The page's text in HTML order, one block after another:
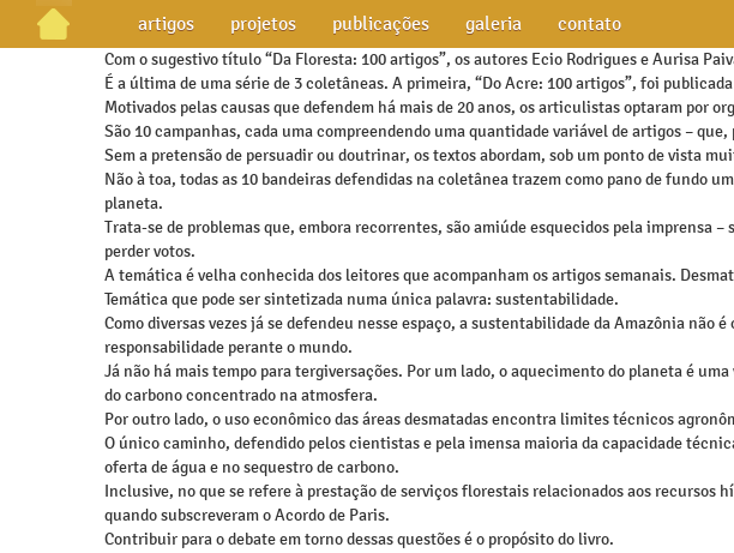
artigos projetos publicações galeria contato
Com o sugestivo título “Da Floresta: 100 artigos”, os autores Ecio Rodrigues e Aurisa
É a última de uma série de 3 coletâneas. A primeira, “Do Acre: 100 artigos”, foi
Motivados pelas causas que defendem há mais de 20 anos, os articulistas optaram por
São 10 campanhas, cada uma compreendendo uma quantidade variável de artigos –
Sem a pretensão de persuadir ou doutrinar, os textos abordam, sob um ponto de vista
Não à toa, todas as 10 bandeiras defendidas na coletânea trazem como pano de fundo
planeta.
Trata-se de problemas que, embora recorrentes, são amiúde esquecidos pela imprensa
perder votos.
A temática é velha conhecida dos leitores que acompanham os artigos semanais.
Temática que pode ser sintetizada numa única palavra: sustentabilidade.
Como diversas vezes já se defendeu nesse espaço, a sustentabilidade da Amazônia
responsabilidade perante o mundo.
Já não há mais tempo para tergiversações. Por um lado, o aquecimento do planeta é
do carbono concentrado na atmosfera.
Por outro lado, o uso econômico das áreas desmatadas encontra limites técnicos
O único caminho, defendido pelos cientistas e pela imensa maioria da capacidade
oferta de água e no sequestro de carbono.
Inclusive, no que se refere à prestação de serviços florestais relacionados aos recursos
quando subscreveram o Acordo de Paris.
Contribuir para o debate em torno dessas questões é o propósito do livro.